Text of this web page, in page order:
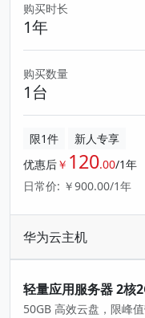
购买时长
1年
购买数量
1台
限1件
新人专享
优惠后￥ 120.00/1年
日常价: ￥900.00/1年
华为云主机
轻量应用服务器 2核
50GB 高效云盘，限峰